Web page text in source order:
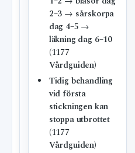
2–3 → sårskorpa
dag 4–5 →
läkning dag 6–10
(1177
Vårdguiden)
Tidig behandling
vid första
stickningen kan
stoppa utbrottet
(1177
Vårdguiden)